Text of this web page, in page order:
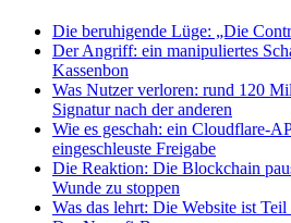
Die beruhigende Lüge: „Die
Der Angriff: ein manipuliertes
Kassenbon
Was Nutzer verloren: rund 120
Signatur nach der anderen
Wie es geschah: ein Cloudflare-
eingeschleuste Freigabe
Die Reaktion: Die Blockchain
Wunde zu stoppen
Was das lehrt: Die Website ist